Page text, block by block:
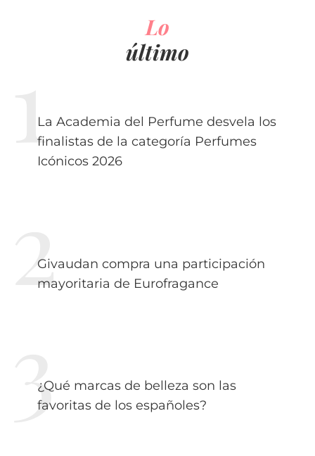
Lo
último
La Academia del Perfume desvela los
finalistas de la categoría Perfumes
Icónicos 2026
Givaudan compra una participación
mayoritaria de Eurofragance
¿Qué marcas de belleza son las
favoritas de los españoles?